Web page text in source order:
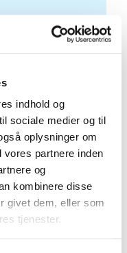
indhold og
sociale medier og til
oplysninger om
partnere inden
og
kombinere disse
givet dem, eller som
tjenester.